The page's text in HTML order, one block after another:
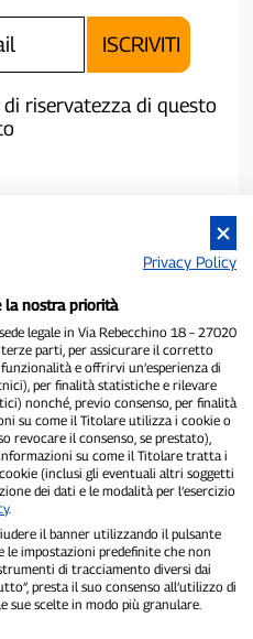
riservatezza di questo
indipendente
1/2/2021 - Tribunale di Pavia
Srls- P.IVA
Secchi- Vicedirettore:Federico
-Cookie Policy
lo trovi su P300.it"
2012-2026
Privacy Policy
la nostra priorità
legale in Via Rebecchino 18 – 27020
parti, per assicurare il corretto
e offrirvi un’esperienza di
per finalità statistiche e rilevare
nonché, previo consenso, per finalità
su come il Titolare utilizza i cookie o
revocare il consenso, se prestato),
su come il Titolare tratta i
(inclusi gli eventuali altri soggetti
dei dati e le modalità per l’esercizio
.
il banner utilizzando il pulsante
le impostazioni predefinite che non
di tracciamento diversi dai
presta il suo consenso all’utilizzo di
scelte in modo più granulare.